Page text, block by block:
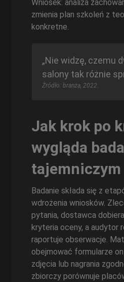
Wniosek: analiza
zmienia plan szkoleń z
konkretne.
„Nie widzę, czemu
salony tak różnie
Źródło: branża, 2022.
Jak krok po
wygląda
Badanie składa się z
wdrożenia wniosków.
pytania, dostawca
kryteria oceny, a audytor
raportuje obserwacje.
obejmować formularze
zdjęcia lub nagrania
zbiorczy porównuje